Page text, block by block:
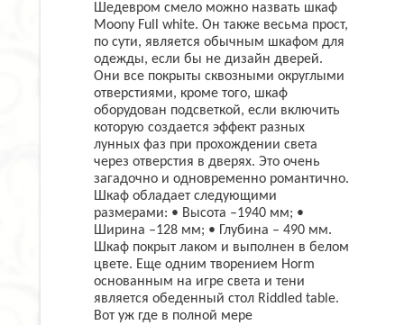
Шедевром смело можно назвать шкаф
Moony Full white. Он также весьма прост,
по сути, является обычным шкафом для
одежды, если бы не дизайн дверей.
Они все покрыты сквозными округлыми
отверстиями, кроме того, шкаф
оборудован подсветкой, если включить
которую создается эффект разных
лунных фаз при прохождении света
через отверстия в дверях. Это очень
загадочно и одновременно романтично.
Шкаф обладает следующими
размерами: • Высота –1940 мм; •
Ширина –128 мм; • Глубина – 490 мм.
Шкаф покрыт лаком и выполнен в белом
цвете. Еще одним творением Horm
основанным на игре света и тени
является обеденный стол Riddled table.
Вот уж где в полной мере